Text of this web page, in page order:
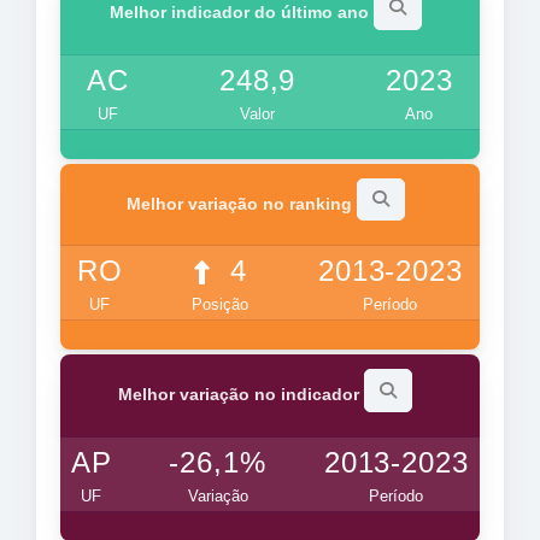
Melhor indicador do último ano
AC
UF
248,9
Valor
2023
Ano
Melhor variação no ranking
RO
UF
4
Posição
2013-2023
Período
Melhor variação no indicador
AP
UF
-26,1%
Variação
2013-2023
Período